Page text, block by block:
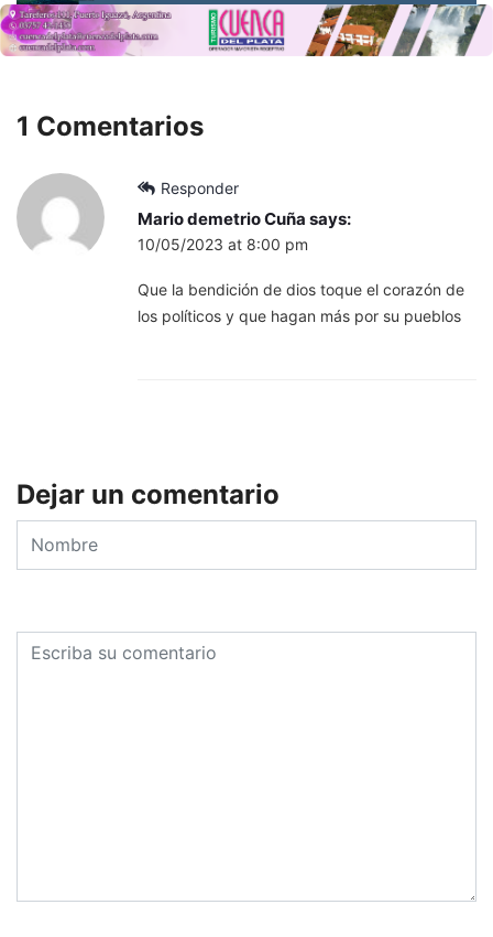
1 Comentarios
Responder
Mario demetrio Cuña says:
10/05/2023 at 8:00 pm
Que la bendición de dios toque el corazón de
los políticos y que hagan más por su pueblos
Dejar un comentario